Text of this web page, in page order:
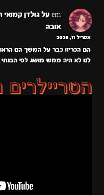
em על
אובה
אפריל 11, 2026
הם הכריזו כבר על המשך הם
לנו לא היה ממש מושג לפי